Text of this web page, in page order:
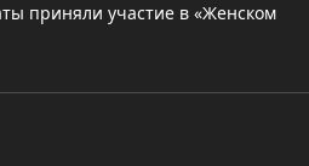
приняли участие в «Женском